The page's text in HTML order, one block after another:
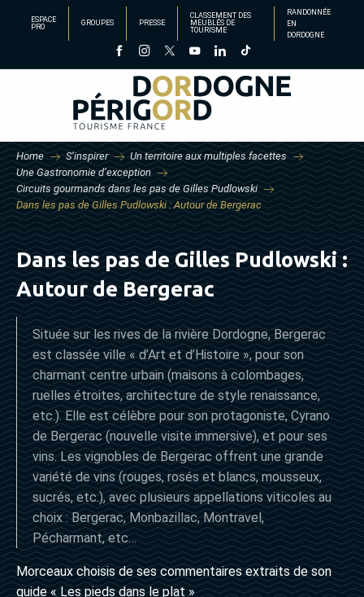
principal
ESPACE
PRO
GROUPES PRESSE
CLASSEMENT DES
MEUBLÉS DE
TOURISME
RANDONNÉE
EN
DORDOGNE
Home S’inspirer
Un territoire aux multiples facettes
Une Gastronomie d’exception
Circuits gourmands dans les pas de Gilles Pudlowski
Dans les pas de Gilles Pudlowski : Autour de Bergerac
Dans les pas de Gilles Pudlowski :
Autour de Bergerac
Située sur les rives de la rivière Dordogne, Bergerac
est classée ville « d’Art et d’Histoire », pour son
charmant centre urbain (maisons à colombages,
ruelles étroites, architecture de style renaissance,
etc.). Elle est célèbre pour son protagoniste, Cyrano
de Bergerac (nouvelle visite immersive), et pour ses
vins. Les vignobles de Bergerac offrent une grande
variété de vins (rouges, rosés et blancs, mousseux,
sucrés, etc.), avec plusieurs appellations viticoles au
choix : Bergerac, Monbazillac, Montravel,
Pécharmant, etc…
Morceaux choisis de ses commentaires extraits de son
guide « Les pieds dans le plat »